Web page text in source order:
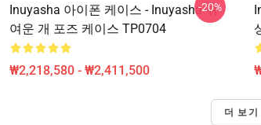
Inuyasha 아이폰 케이스 - Inuyasha 귀
여운 개 포즈 케이스 TP0704
₩2,218,580 - ₩2,411,500
-20%
더 보기